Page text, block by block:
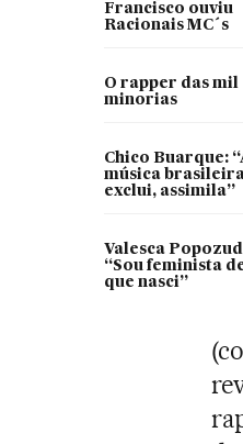
Francisco ouviu
Racionais MC´s
O rapper das mil
minorias
Chico Buarque:
música
exclui, assimila”
Valesca
“Sou feminista
que nasci”